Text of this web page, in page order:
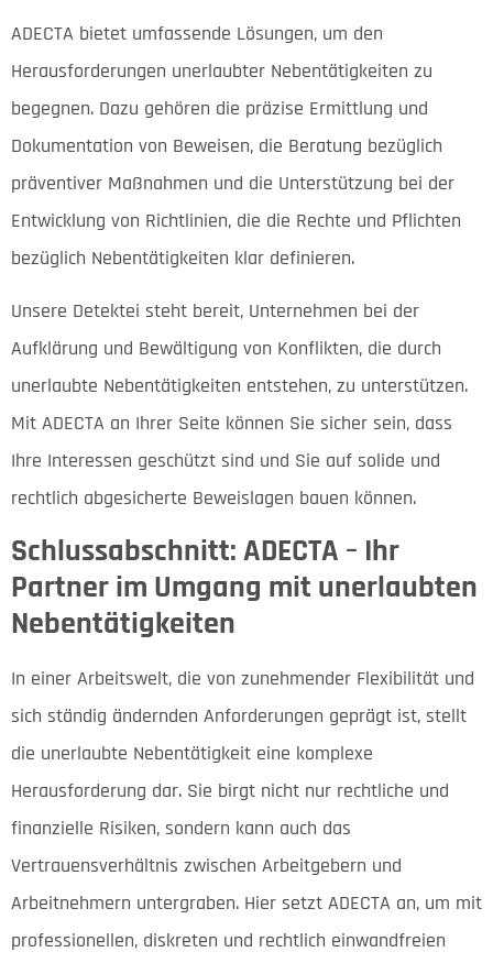
ADECTA bietet umfassende Lösungen, um den
Herausforderungen unerlaubter Nebentätigkeiten zu
begegnen. Dazu gehören die präzise Ermittlung und
Dokumentation von Beweisen, die Beratung bezüglich
präventiver Maßnahmen und die Unterstützung bei der
Entwicklung von Richtlinien, die die Rechte und Pflichten
bezüglich Nebentätigkeiten klar definieren.
Unsere Detektei steht bereit, Unternehmen bei der
Aufklärung und Bewältigung von Konflikten, die durch
unerlaubte Nebentätigkeiten entstehen, zu unterstützen.
Mit ADECTA an Ihrer Seite können Sie sicher sein, dass
Ihre Interessen geschützt sind und Sie auf solide und
rechtlich abgesicherte Beweislagen bauen können.
Schlussabschnitt: ADECTA – Ihr
Partner im Umgang mit unerlaubten
Nebentätigkeiten
In einer Arbeitswelt, die von zunehmender Flexibilität und
sich ständig ändernden Anforderungen geprägt ist, stellt
die unerlaubte Nebentätigkeit eine komplexe
Herausforderung dar. Sie birgt nicht nur rechtliche und
finanzielle Risiken, sondern kann auch das
Vertrauensverhältnis zwischen Arbeitgebern und
Arbeitnehmern untergraben. Hier setzt ADECTA an, um mit
professionellen, diskreten und rechtlich einwandfreien